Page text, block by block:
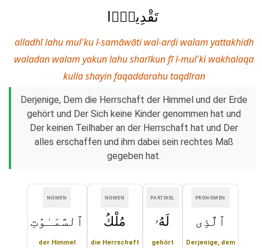
تَقْدِيرًۭا
alladhī lahu mul'ku l-samāwāti wal-arḍi walam yattakhidh
waladan walam yakun lahu sharīkun fī l-mul'ki wakhalaqa
kulla shayin faqaddarahu taqdīran
Derjenige, Dem die Herrschaft der Himmel und der Erde
gehört und Der Sich keine Kinder genommen hat und
Der keinen Teilhaber an der Herrschaft hat und Der
alles erschaffen und ihm dabei sein rechtes Maß
gegeben hat.
PRONOMEN
ٱلَّذِى
Derjenige, dem
PARTIKEL
لَهُۥ
gehört
NOMEN
مُلْكُ
die Herrschaft
NOMEN
ٱلسَّمَـٰوَٰتِ
der Himmel